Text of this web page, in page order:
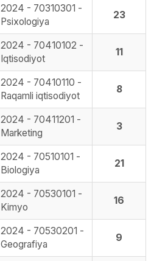
2024 - 70310301 -
Psixologiya
23
2024 - 70410102 -
Iqtisodiyot
11
2024 - 70410110 -
Raqamli iqtisodiyot
8
2024 - 70411201 -
Marketing
3
2024 - 70510101 -
Biologiya
21
2024 - 70530101 -
Kimyo
16
2024 - 70530201 -
Geografiya
9